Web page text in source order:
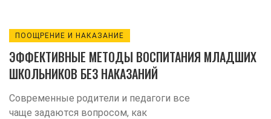
ПООЩРЕНИЕ И НАКАЗАНИЕ
ЭФФЕКТИВНЫЕ МЕТОДЫ ВОСПИТАНИЯ МЛАДШИХ
ШКОЛЬНИКОВ БЕЗ НАКАЗАНИЙ
Современные родители и педагоги все
чаще задаются вопросом, как